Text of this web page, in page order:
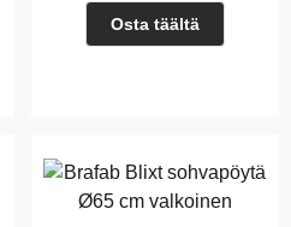
Osta täältä